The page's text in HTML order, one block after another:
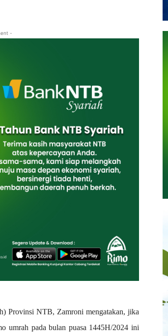
-
Provinsi NTB, Zamroni mengatakan, jika
umrah pada bulan puasa 1445H/2024 ini